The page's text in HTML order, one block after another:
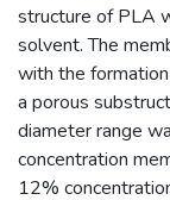
structure of PLA
solvent. The
with the
a porous
diameter range
concentration
12%